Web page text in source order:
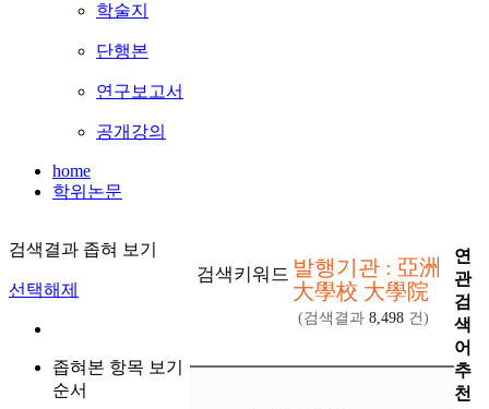
학술지
단행본
연구보고서
공개강의
home
학위논문
검색결과 좁혀 보기
선택해제
좁혀본 항목 보기
순서
검색키워드 발행기관 : 亞洲
大學校 大學院
(검색결과 8,498 건)
연
관
검
색
어
추
천